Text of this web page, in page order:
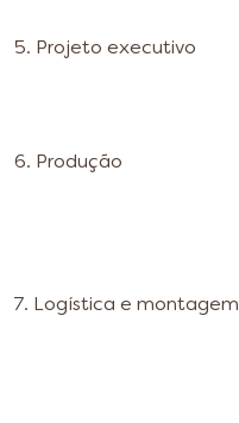
5. Projeto executivo
6. Produção
7. Logística e montagem